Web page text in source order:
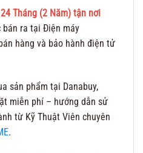
Tháng (2 Năm) tận nơi
bán ra tại Điện máy
hàng và bảo hành điện tử
sản phẩm tại Danabuy,
miễn phí – hướng dẫn sử
từ Kỹ Thuật Viên chuyên
.